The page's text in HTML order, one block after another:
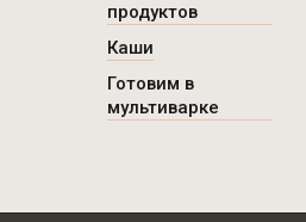
продуктов
Каши
Готовим в
мультиварке